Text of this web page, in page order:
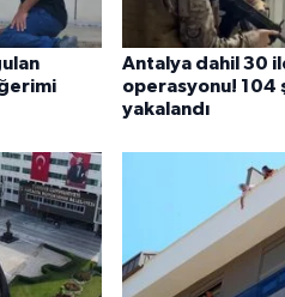
Antalya dahil 30
operasyonu! 104
yakalandı